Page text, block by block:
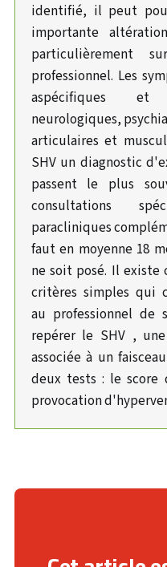
identifié, il peut
importante
particulièrement
professionnel. Les
aspécifiques et
neurologiques,
articulaires et
SHV un diagnostic
passent le plus
consultations
paracliniques
faut en moyenne 18
ne soit posé. Il existe
critères simples qui
au professionnel de
repérer le SHV ,
associée à un
deux tests : le
provocation